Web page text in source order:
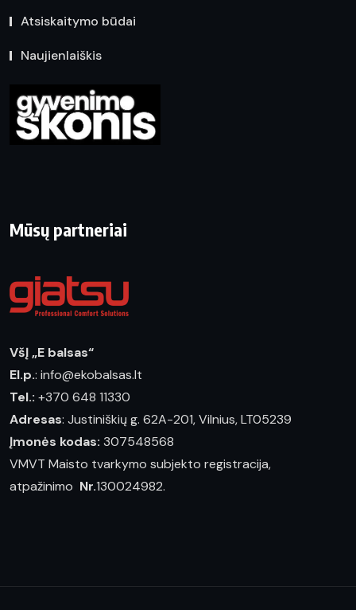
Atsiskaitymo būdai
Naujienlaiškis
Mūsų partneriai
VšĮ „E balsas“
El.p.: info@ekobalsas.lt
Tel.: +370 648 11330
Adresas: Justiniškių g. 62A-201, Vilnius, LT05239
Įmonės kodas: 307548568
VMVT Maisto tvarkymo subjekto registracija,
atpažinimo Nr.130024982.